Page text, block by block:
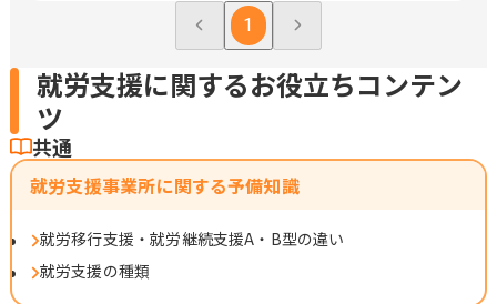
1
就労支援に関するお役立ちコンテン
ツ
共通
就労支援事業所に関する予備知識
就労移行支援・就労継続支援A・B型の違い
就労支援の種類